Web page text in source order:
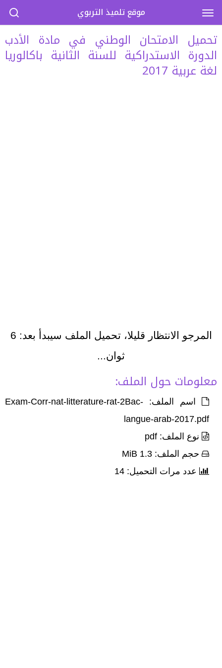
تحميل الامتحان الوطني في مادة الأدب
الدورة الاستدراكية للسنة الثانية باكالوريا
لغة عربية 2017
المرجو الانتظار قليلا، تحميل الملف سيبدأ بعد: 6
ثوان...
معلومات حول الملف:
اسم الملف: Exam-Corr-nat-litterature-rat-2Bac-
langue-arab-2017.pdf
نوع الملف: pdf
حجم الملف: 1.3 MiB
عدد مرات التحميل: 14
موقع تلميذ التربوي